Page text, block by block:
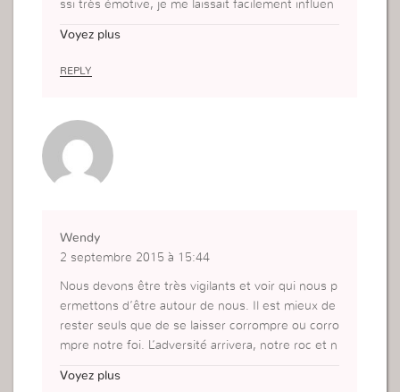
ssi très émotive, je me laissait facilement influen
m’a donné la maturité pour ne pas plonger ma co
épend que de moi et que je ne dois laisser rien ni
personne l’atteindre.
Voyez plus
REPLY
Wendy
2 septembre 2015 à 15:44
Nous devons être très vigilants et voir qui nous p
ermettons d’être autour de nous. Il est mieux de
rester seuls que de se laisser corrompre ou corro
mpre notre foi. L’adversité arrivera, notre roc et n
permettra qu’on en sorte. C’est difficile mais néc
Voyez plus